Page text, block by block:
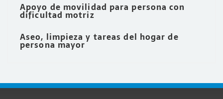
Apoyo de movilidad para persona con
dificultad motriz
Aseo, limpieza y tareas del hogar de
persona mayor